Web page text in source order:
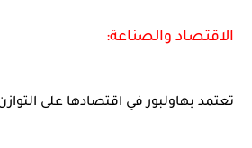
الاقتصاد والصناعة:
تعتمد بهاولبور في اقتصادها على